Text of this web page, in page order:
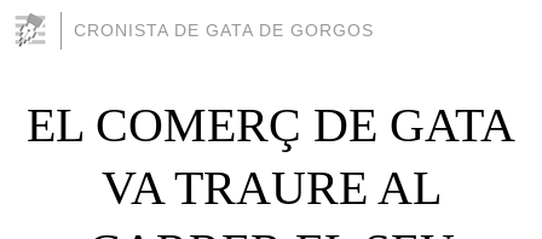
CRONISTA DE GATA DE GORGOS
EL COMERÇ DE GATA
VA TRAURE AL